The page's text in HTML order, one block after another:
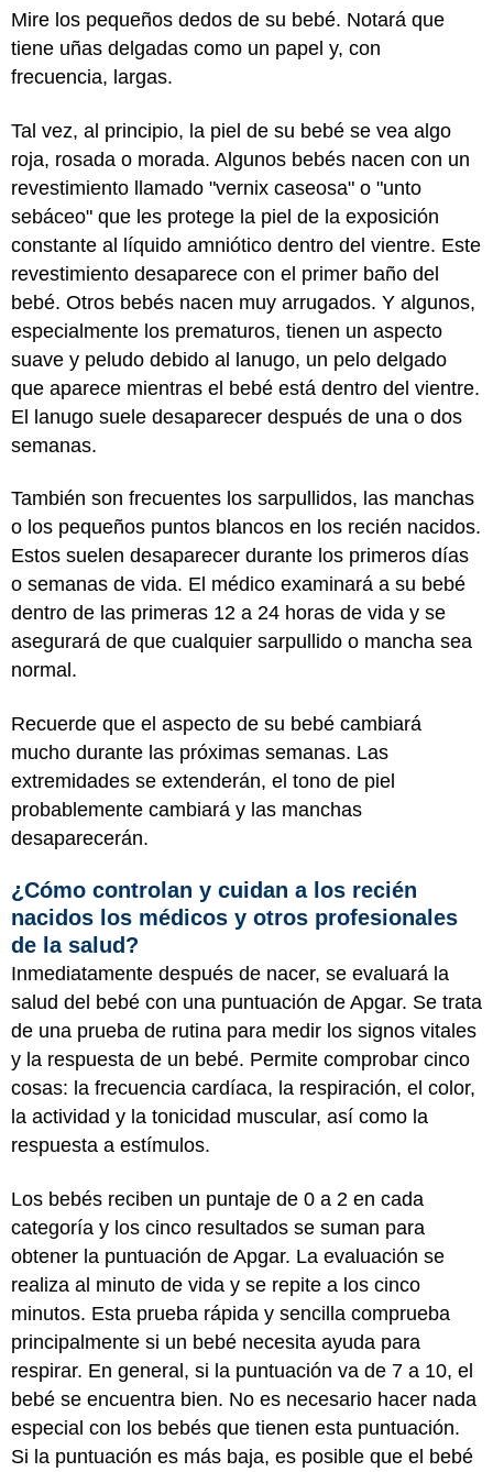
Mire los pequeños dedos de su bebé. Notará que
tiene uñas delgadas como un papel y, con
frecuencia, largas.
Tal vez, al principio, la piel de su bebé se vea algo
roja, rosada o morada. Algunos bebés nacen con un
revestimiento llamado "vernix caseosa" o "unto
sebáceo" que les protege la piel de la exposición
constante al líquido amniótico dentro del vientre. Este
revestimiento desaparece con el primer baño del
bebé. Otros bebés nacen muy arrugados. Y algunos,
especialmente los prematuros, tienen un aspecto
suave y peludo debido al lanugo, un pelo delgado
que aparece mientras el bebé está dentro del vientre.
El lanugo suele desaparecer después de una o dos
semanas.
También son frecuentes los sarpullidos, las manchas
o los pequeños puntos blancos en los recién nacidos.
Estos suelen desaparecer durante los primeros días
o semanas de vida. El médico examinará a su bebé
dentro de las primeras 12 a 24 horas de vida y se
asegurará de que cualquier sarpullido o mancha sea
normal.
Recuerde que el aspecto de su bebé cambiará
mucho durante las próximas semanas. Las
extremidades se extenderán, el tono de piel
probablemente cambiará y las manchas
desaparecerán.
¿Cómo controlan y cuidan a los recién
nacidos los médicos y otros profesionales
de la salud?
Inmediatamente después de nacer, se evaluará la
salud del bebé con una puntuación de Apgar. Se trata
de una prueba de rutina para medir los signos vitales
y la respuesta de un bebé. Permite comprobar cinco
cosas: la frecuencia cardíaca, la respiración, el color,
la actividad y la tonicidad muscular, así como la
respuesta a estímulos.
Los bebés reciben un puntaje de 0 a 2 en cada
categoría y los cinco resultados se suman para
obtener la puntuación de Apgar. La evaluación se
realiza al minuto de vida y se repite a los cinco
minutos. Esta prueba rápida y sencilla comprueba
principalmente si un bebé necesita ayuda para
respirar. En general, si la puntuación va de 7 a 10, el
bebé se encuentra bien. No es necesario hacer nada
especial con los bebés que tienen esta puntuación.
Si la puntuación es más baja, es posible que el bebé